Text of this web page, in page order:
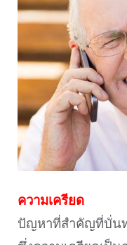
ความเครียด
ปัญหาที่สำคัญที่บั่นท